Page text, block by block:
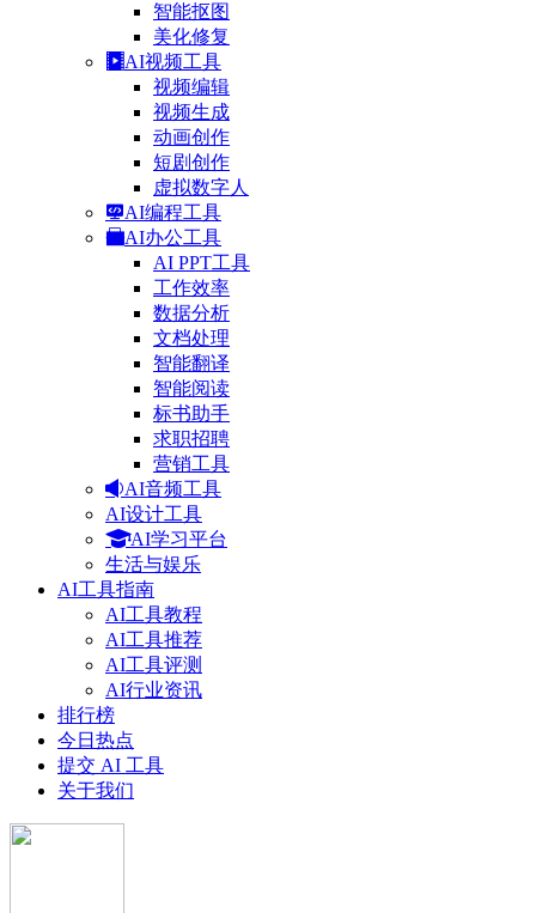
智能抠图
美化修复
AI视频工具
视频编辑
视频生成
动画创作
短剧创作
虚拟数字人
AI编程工具
AI办公工具
AI PPT工具
工作效率
数据分析
文档处理
智能翻译
智能阅读
标书助手
求职招聘
营销工具
AI音频工具
AI设计工具
AI学习平台
生活与娱乐
AI工具指南
AI工具教程
AI工具推荐
AI工具评测
AI行业资讯
排行榜
今日热点
提交 AI 工具
关于我们